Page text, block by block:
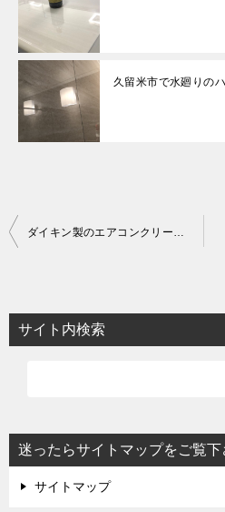
久留米市で水廻りの
投
ビ
ゲ
ョ
ン
ダイキン製のエアコンクリーニング
サイト内検索
迷ったらサイトマップをご覧下
サイトマップ